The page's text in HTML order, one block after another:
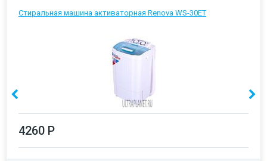
Стиральная машина активаторная Renova WS-30ET
4260 Р